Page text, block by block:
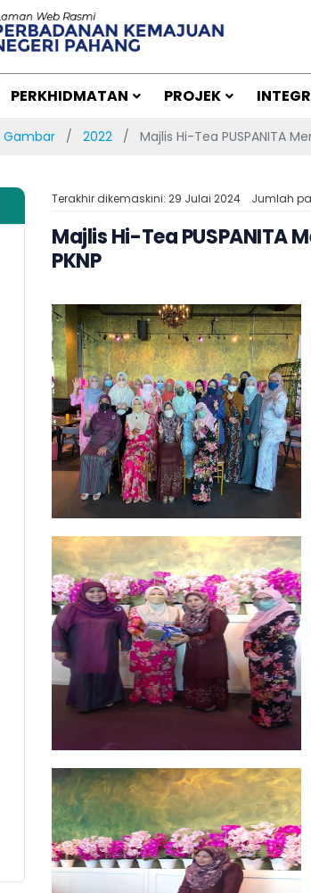
PERKHIDMATAN PROJEK
Gambar 2022 Majlis Hi-Tea PUSPANITA
Terakhir dikemaskini: 29 Julai 2024 Jumlah
Majlis Hi-Tea PUSPANITA
PKNP